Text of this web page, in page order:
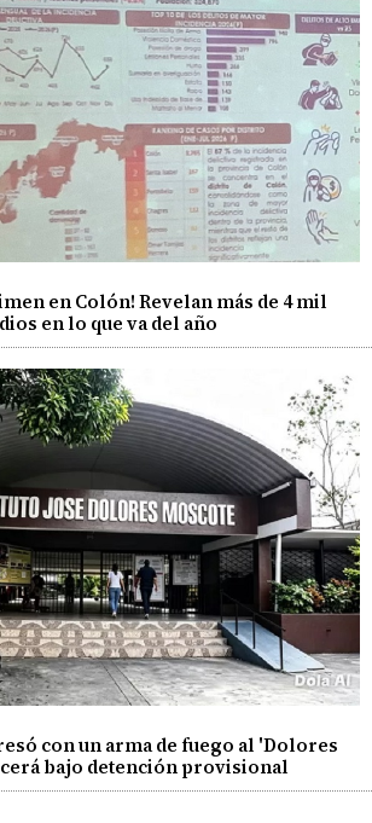
en Colón! Revelan más de 4 mil
en lo que va del año
con un arma de fuego al 'Dolores
bajo detención provisional